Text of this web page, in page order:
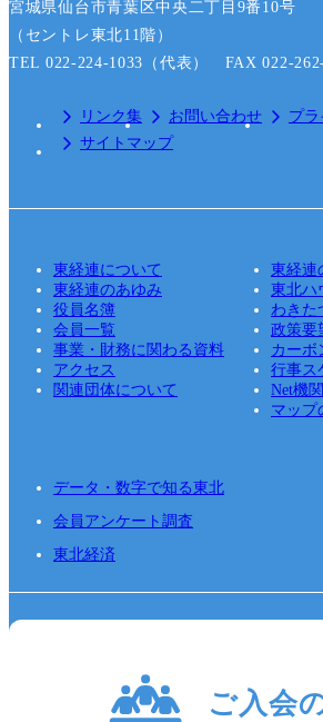
宮城県仙台市青葉区中央二丁目9番10号
（セントレ東北11階）
TEL 022-224-1033（代表） FAX 022-
リンク集 お問い合わせ
プ
サイトマップ
東経連について
東経連
東経連のあゆみ
東北ハ
役員名簿
わきた
会員一覧
政策要
事業・財務に関わる資料
カーボ
アクセス
行事ス
関連団体について
Net機
マップ
データ・数字で知る東北
会員アンケート調査
東北経済